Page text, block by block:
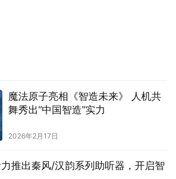
魔法原子亮相《智造未来》 人机共
舞秀出“中国智造”实力
2026年2月17日
推出秦风/汉韵系列助听器，开启智